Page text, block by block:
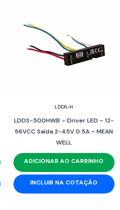
LDDS-H
LDDS-500HWB – Driver LED – 12-
56VCC Saída 2-45V 0.5A – MEAN
WELL
ADICIONAR AO CARRINHO
INCLUIR NA COTAÇÃO